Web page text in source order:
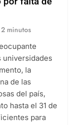
2 minutos
la
de las
del país,
hasta el 31 de
para